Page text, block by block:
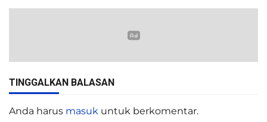
TINGGALKAN BALASAN
Anda harus masuk untuk berkomentar.